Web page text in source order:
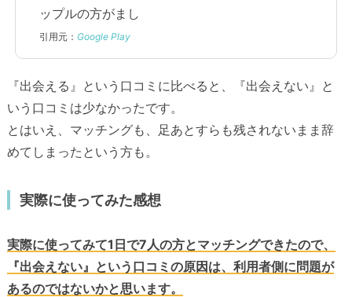
ップルの方がまし
引用元： Google Play
『出会える』という口コミに比べると、『出会えない』と
いう口コミは少なかったです。
とはいえ、マッチングも、足あとすらも残されないまま辞
めてしまったという方も。
実際に使ってみた感想
実際に使ってみて1日で7人の方とマッチングできたので、
『出会えない』という口コミの原因は、利用者側に問題が
あるのではないかと思います。